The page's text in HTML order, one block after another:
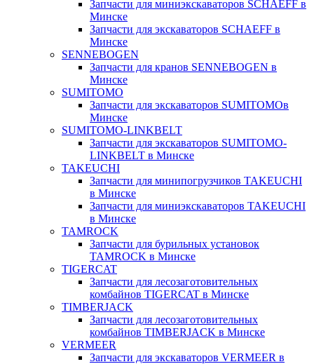
Запчасти для миниэкскаваторов SCHAEFF в
Минске
Запчасти для экскаваторов SCHAEFF в
Минске
SENNEBOGEN
Запчасти для кранов SENNEBOGEN в
Минске
SUMITOMO
Запчасти для экскаваторов SUMITOMOв
Минске
SUMITOMO-LINKBELT
Запчасти для экскаваторов SUMITOMO-
LINKBELT в Минске
TAKEUCHI
Запчасти для минипогрузчиков TAKEUCHI
в Минске
Запчасти для миниэкскаваторов TAKEUCHI
в Минске
TAMROCK
Запчасти для бурильных установок
TAMROCK в Минске
TIGERCAT
Запчасти для лесозаготовительных
комбайнов TIGERCAT в Минске
TIMBERJACK
Запчасти для лесозаготовительных
комбайнов TIMBERJACK в Минске
VERMEER
Запчасти для экскаваторов VERMEER в